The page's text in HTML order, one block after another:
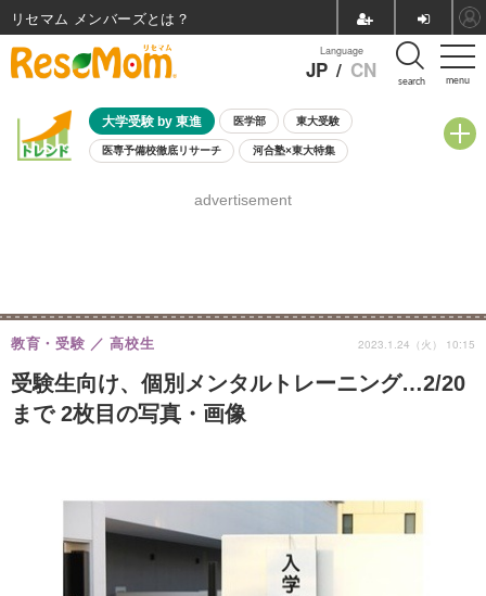
menu
Language
JP / CN search
大学受験 by 東進 医学部 東大受験
医専予備校徹底リサーチ 河合塾×東大特集
8月開催学校説明会・相談会
advertisement
受験生向け、個別メンタルトレーニング…2/20
まで 2枚目の写真・画像
教育・受験 高校生 2023.1.24（火） 10:15
リセマム メンバーズ